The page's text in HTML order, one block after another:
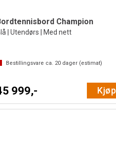
Champion
| Utendørs | Med nett
Bestillingsvare ca. 20 dager (estimat)
999,- Kjøp